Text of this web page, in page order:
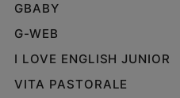
GBABY
G-WEB
I LOVE ENGLISH JUNIOR
VITA PASTORALE